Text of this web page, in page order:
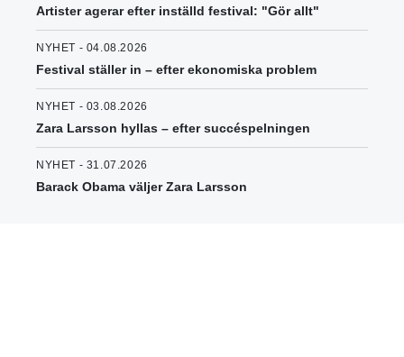
Artister agerar efter inställd festival: "Gör allt"
NYHET - 04.08.2026
Festival ställer in – efter ekonomiska problem
NYHET - 03.08.2026
Zara Larsson hyllas – efter succéspelningen
NYHET - 31.07.2026
Barack Obama väljer Zara Larsson